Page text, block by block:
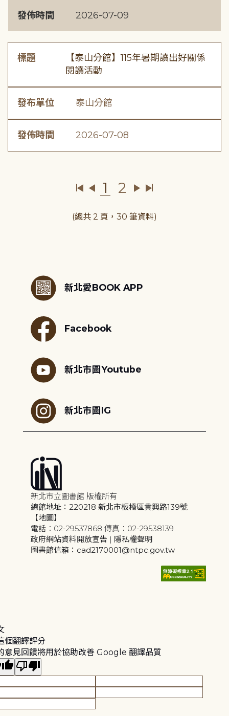
發佈時間 2026-07-09
標題
【泰山分館】115年暑期讀出好關係
閱讀活動
發布單位 泰山分館
發佈時間 2026-07-08
1 2
(總共 2 頁，30 筆資料)
新北愛BOOK APP
Facebook
新北市圖Youtube
新北市圖IG
新北市立圖書館 版權所有
總館地址：220218 新北市板橋區貴興路139號
【地圖】
電話：02-29537868 傳真：02-29538139
政府網站資料開放宣告 | 隱私權聲明
圖書館信箱：cad2170001@ntpc.gov.tw
個翻譯評分
意見回饋將用於協助改善 Google 翻譯品質